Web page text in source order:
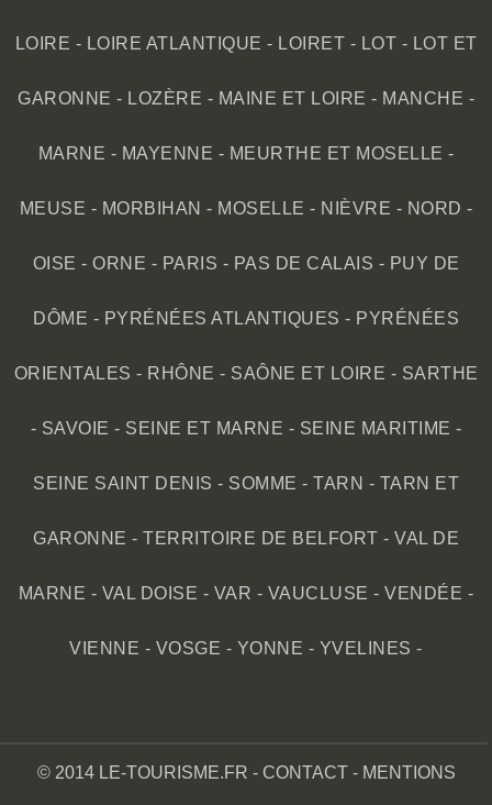
LOIRE - LOIRE ATLANTIQUE - LOIRET - LOT - LOT ET
GARONNE - LOZÈRE - MAINE ET LOIRE - MANCHE -
MARNE - MAYENNE - MEURTHE ET MOSELLE -
MEUSE - MORBIHAN - MOSELLE - NIÈVRE - NORD -
OISE - ORNE - PARIS - PAS DE CALAIS - PUY DE
DÔME - PYRÉNÉES ATLANTIQUES - PYRÉNÉES
ORIENTALES - RHÔNE - SAÔNE ET LOIRE - SARTHE
- SAVOIE - SEINE ET MARNE - SEINE MARITIME -
SEINE SAINT DENIS - SOMME - TARN - TARN ET
GARONNE - TERRITOIRE DE BELFORT - VAL DE
MARNE - VAL DOISE - VAR - VAUCLUSE -VENDÉE -
VIENNE - VOSGE - YONNE - YVELINES -
© 2014 LE-TOURISME.FR - CONTACT- MENTIONS